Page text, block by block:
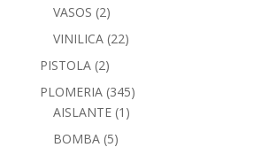
VASOS (2)
VINILICA (22)
PISTOLA (2)
PLOMERIA (345)
AISLANTE (1)
BOMBA (5)